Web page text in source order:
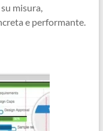
misura,
e performante.